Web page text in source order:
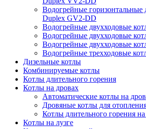
Водогрейные горизонтальные
Duplex GV2-DD
Водогрейные двухходовые
Водогрейные двухходовые
Водогрейные двухходовые
Водогрейные трехходовые
Дизельные котлы
Комбинируемые котлы
Котлы длительного горения
Котлы на дровах
Автоматические котлы на
Дровяные котлы для
Котлы длительного горения
Котлы на лузге